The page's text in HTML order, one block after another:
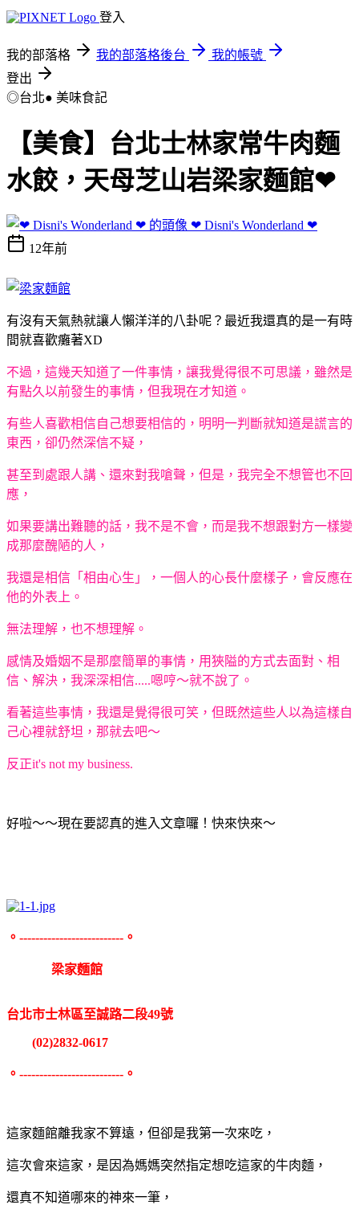
登入
我的部落格 我的部落格後台
我的帳號
登出
◎台北● 美味食記
【美食】台北士林家常牛肉麵
水餃，天母芝山岩梁家麵館❤
❤ Disni's Wonderland ❤
12年前
有沒有天氣熱就讓人懶洋洋的八卦呢？最近我還真的是一有時
間就喜歡癱著XD
不過，這幾天知道了一件事情，讓我覺得很不可思議，雖然是
有點久以前發生的事情，但我現在才知道。
有些人喜歡相信自己想要相信的，明明一判斷就知道是謊言的
東西，卻仍然深信不疑，
甚至到處跟人講、還來對我嗆聲，但是，我完全不想管也不回
應，
如果要講出難聽的話，我不是不會，而是我不想跟對方一樣變
成那麼醜陋的人，
我還是相信「相由心生」，一個人的心長什麼樣子，會反應在
他的外表上。
無法理解，也不想理解。
感情及婚姻不是那麼簡單的事情，用狹隘的方式去面對、相
信、解決，我深深相信.....嗯哼～就不說了。
看著這些事情，我還是覺得很可笑，但既然這些人以為這樣自
己心裡就舒坦，那就去吧～
反正it's not my business.
好啦～～現在要認真的進入文章囉！快來快來～
。--------------------------。
梁家麵館
台北市士林區至誠路二段49號
(02)2832-0617
。--------------------------。
這家麵館離我家不算遠，但卻是我第一次來吃，
這次會來這家，是因為媽媽突然指定想吃這家的牛肉麵，
還真不知道哪來的神來一筆，